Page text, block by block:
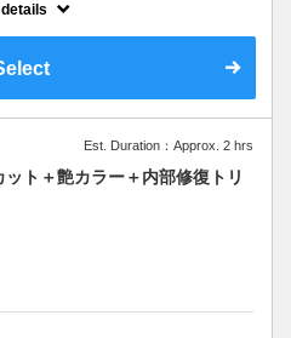
で作る美髪矯正
て癖をとりながら全く新しい髪へ
Est. Duration：Approx. 2 hrs
ット＋艶カラー＋内部修復トリ